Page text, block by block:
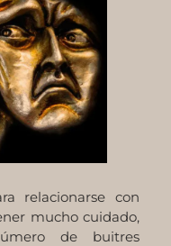
relacionarse con
mucho cuidado,
de buitres